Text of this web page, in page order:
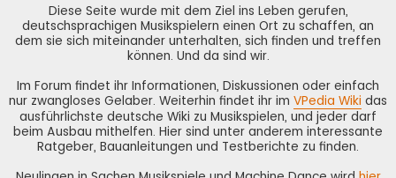
Diese Seite wurde mit dem Ziel ins Leben gerufen,
deutschsprachigen Musikspielern einen Ort zu schaffen, an
dem sie sich miteinander unterhalten, sich finden und treffen
können. Und da sind wir.
Im Forum findet ihr Informationen, Diskussionen oder einfach
nur zwangloses Gelaber. Weiterhin findet ihr im VPedia Wiki das
ausführlichste deutsche Wiki zu Musikspielen, und jeder darf
beim Ausbau mithelfen. Hier sind unter anderem interessante
Ratgeber, Bauanleitungen und Testberichte zu finden.